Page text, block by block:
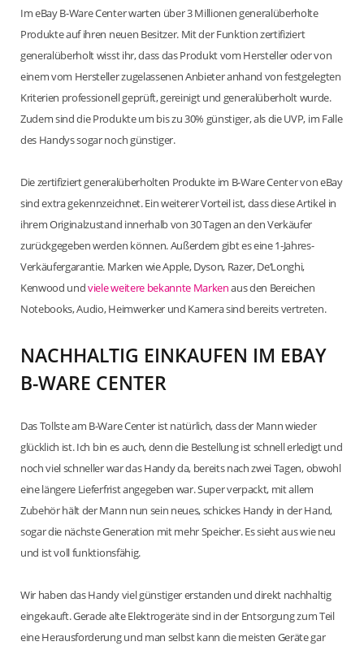
Im eBay B-Ware Center warten über 3 Millionen generalüberholte
Produkte auf ihren neuen Besitzer. Mit der Funktion zertifiziert
generalüberholt wisst ihr, dass das Produkt vom Hersteller oder von
einem vom Hersteller zugelassenen Anbieter anhand von festgelegten
Kriterien professionell geprüft, gereinigt und generalüberholt wurde.
Zudem sind die Produkte um bis zu 30% günstiger, als die UVP, im Falle
des Handys sogar noch günstiger.
Die zertifiziert generalüberholten Produkte im B-Ware Center von eBay
sind extra gekennzeichnet. Ein weiterer Vorteil ist, dass diese Artikel in
ihrem Originalzustand innerhalb von 30 Tagen an den Verkäufer
zurückgegeben werden können. Außerdem gibt es eine 1-Jahres-
Verkäufergarantie. Marken wie Apple, Dyson, Razer, De‘Longhi,
Kenwood undviele weitere bekannte Markenaus den Bereichen
Notebooks, Audio, Heimwerker und Kamera sind bereits vertreten.
NACHHALTIG EINKAUFEN IM EBAY
B-WARE CENTER
Das Tollste am B-Ware Center ist natürlich, dass der Mann wieder
glücklich ist. Ich bin es auch, denn die Bestellung ist schnell erledigt und
noch viel schneller war das Handy da, bereits nach zwei Tagen, obwohl
eine längere Lieferfrist angegeben war. Super verpackt, mit allem
Zubehör hält der Mann nun sein neues, schickes Handy in der Hand,
sogar die nächste Generation mit mehr Speicher. Es sieht aus wie neu
und ist voll funktionsfähig.
Wir haben das Handy viel günstiger erstanden und direkt nachhaltig
eingekauft. Gerade alte Elektrogeräte sind in der Entsorgung zum Teil
eine Herausforderung und man selbst kann die meisten Geräte gar